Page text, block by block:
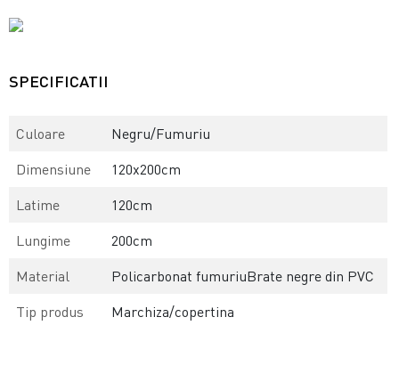
SPECIFICATII
Culoare
Negru/Fumuriu
Dimensiune
120x200cm
Latime
120cm
Lungime
200cm
Material
Policarbonat fumuriuBrate negre din PVC
Tip produs
Marchiza/copertina